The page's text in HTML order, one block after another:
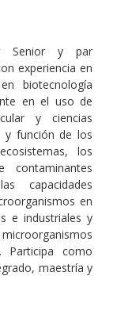
Senior y par
experiencia en
biotecnología
en el uso de
y ciencias
y función de los
los
contaminantes
capacidades
en
e industriales y
Participa como
maestría y